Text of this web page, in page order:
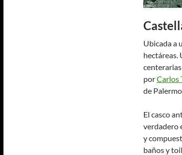
Ubicada a
hectáreas.
porCarlos
de
El casco
verdadero
y
baños y